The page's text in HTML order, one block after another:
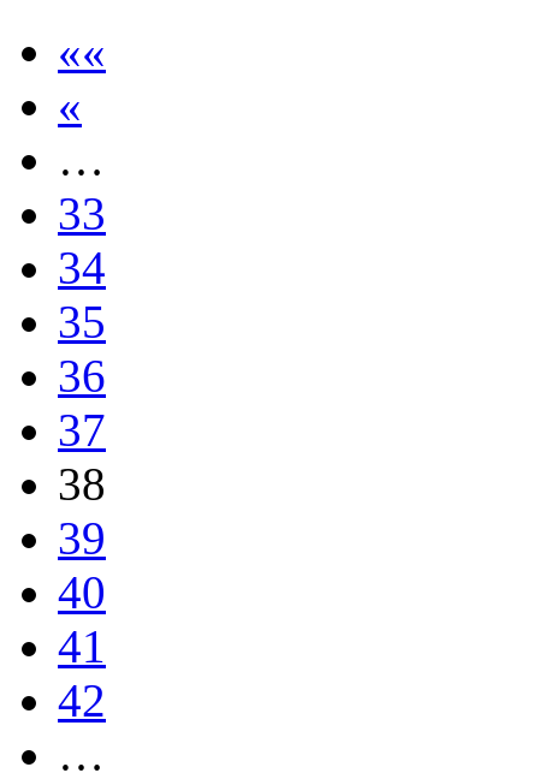
««
«
…
33
34
35
36
37
38
39
40
41
42
…